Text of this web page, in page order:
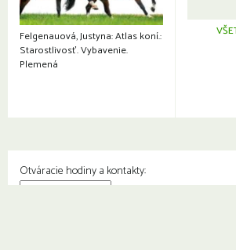
Felgenauová, Justyna: Atlas koní.:
Starostlivosť. Vybavenie.
Plemená
Otváracie hodiny a kontakty: